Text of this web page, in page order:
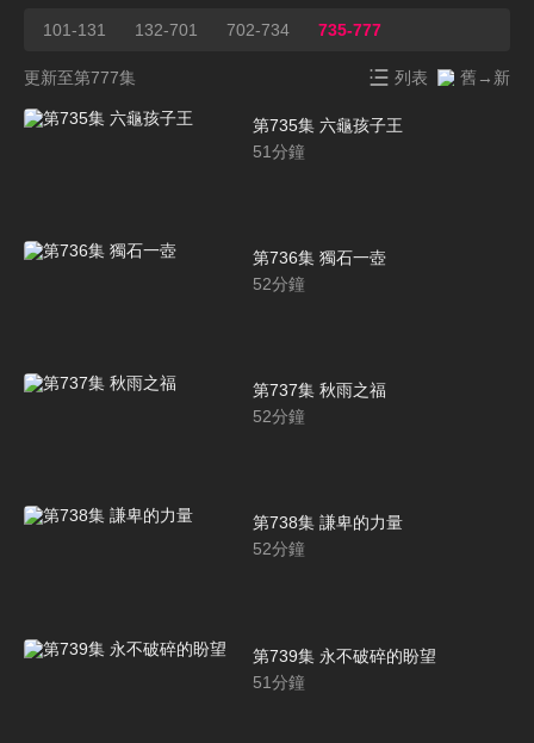
101-131 132-701 702-734 735-777
更新至第777集 列表 舊→新
第735集 六龜孩子王
51分鐘
第736集 獨石一壺
52分鐘
第737集 秋雨之福
52分鐘
第738集 謙卑的力量
52分鐘
第739集 永不破碎的盼望
51分鐘